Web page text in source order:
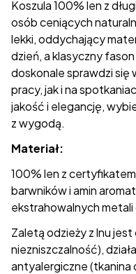
Koszula 100% len z
osób ceniących
lekki, oddychający
dzień, a klasyczny
doskonale sprawdzi się
pracy, jak i na
jakość i elegancję,
z wygodą.
Materiał:
100% len z
barwników i amin
ekstrahowalnych
Zaletą odzieży z lnu
niezniszczalność),
antyalergiczne (tkanina